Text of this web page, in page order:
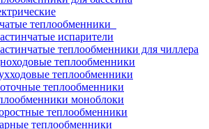
теплообменники
испарители
теплообменники для чиллера
теплообменники
теплообменники
теплообменники
моноблоки
теплообменники
теплообменники